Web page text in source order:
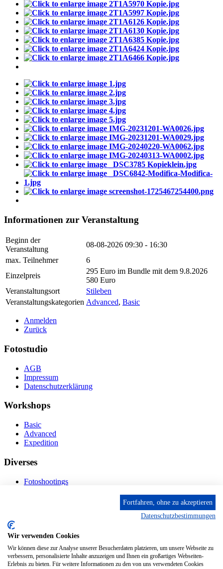
Informationen zur Veranstaltung
Beginn der
Veranstaltung
08-08-2026 09:30 - 16:30
max. Teilnehmer
6
Einzelpreis
295 Euro im Bundle mit dem 9.8.2026
580 Euro
Veranstaltungsort
Stileben
Veranstaltungskategorien Advanced, Basic
Anmelden
Zurück
Fotostudio
AGB
Impressum
Datenschutzerklärung
Workshops
Basic
Advanced
Expedition
Diverses
Fotoshootings
Kontakt
Fröhnstr. 4-8, 66954 Pirmasens
Diese E-Mail-Adresse ist vor Spambots geschützt! Zur
Anzeige muss JavaScript eingeschaltet sein.
Mobil: + 49 (0) 176/84 62 18 86
Fortfahren, ohne zu akzeptieren
Datenschutzbestimmungen
Wir verwenden Cookies
Wir können diese zur Analyse unserer Besucherdaten platzieren, um unsere Webseite zu
verbessern, personalisierte Inhalte anzuzeigen und Ihnen ein großartiges Webseiten-
Erlebnis zu bieten. Für weitere Informationen zu den von uns verwendeten Cookies